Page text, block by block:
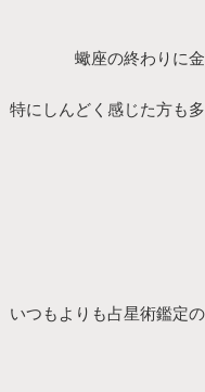
蠍座の終わりに
特にしんどく感じた方も
いつもよりも占星術鑑定